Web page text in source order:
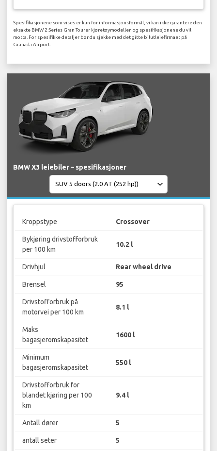
Spesifikasjonene som vises er kun for informasjonsformål, vi kan ikke garantere den
eksakte BMW 2 Series Gran Tourer kjøretøymodellen og spesifikasjonene du vil
motta. For spesifikke detaljer bør du sjekke med det gitte bilutleiefirmaet på
Granada Airport.
BMW X3 leiebiler – spesifikasjoner
Kroppstype Crossover
Bykjøring drivstofforbruk
per 100 km
10.2 l
Drivhjul Rear wheel drive
Brensel 95
Drivstofforbruk på
motorvei per 100 km
8.1 l
Maks
bagasjeromskapasitet
1600 l
Minimum
bagasjeromskapasitet
550 l
Drivstofforbruk for
blandet kjøring per 100
km
9.4 l
Antall dører 5
antall seter 5